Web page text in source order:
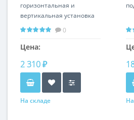
горизонтальная и
вертикальная установка
0
Цена:
2 310 ₽
На складе